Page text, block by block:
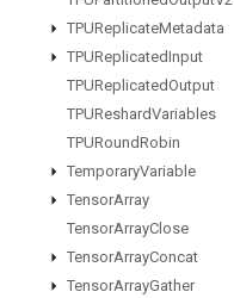
TPUReplicateMetadata
TPUReplicatedInput
TPUReplicatedOutput
TPUReshardVariables
TPURoundRobin
TemporaryVariable
TensorArray
TensorArrayClose
TensorArrayConcat
TensorArrayGather